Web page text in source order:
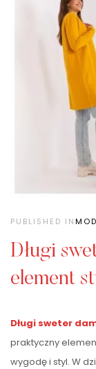
PUBLISHED IN
Długi
element
Długi sweter
praktyczny
wygodę i styl. W